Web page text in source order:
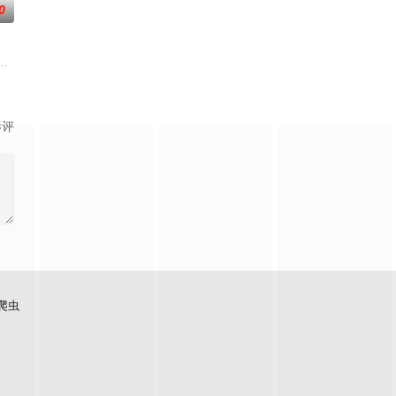
世了
途犬们，热热闹闹、鸡飞狗跳的日常世界
战火纷飞的异世界，成为少女谭雅·提古雷查夫，并凭借前世的理智与知识在
虫